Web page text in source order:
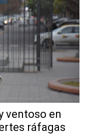
ventoso en
ráfagas